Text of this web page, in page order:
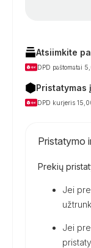
lauko
virtuvė
kemperiams
Atsiimkite
DPD paštomatai
Pristatymas
DPD kurjeris
Pristatymo
Prekių
Jei
Jei